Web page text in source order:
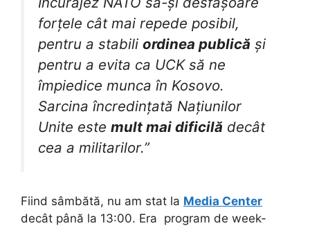
forțele cât mai repede posibil,
pentru a stabili ordinea publică și
pentru a evita ca UCK să ne
împiedice munca în Kosovo.
Sarcina încredințată Națiunilor
Unite este mult mai dificilă decât
cea a militarilor.”
Fiind sâmbătă, nu am stat la Media Center
decât până la 13:00. Era program de week-